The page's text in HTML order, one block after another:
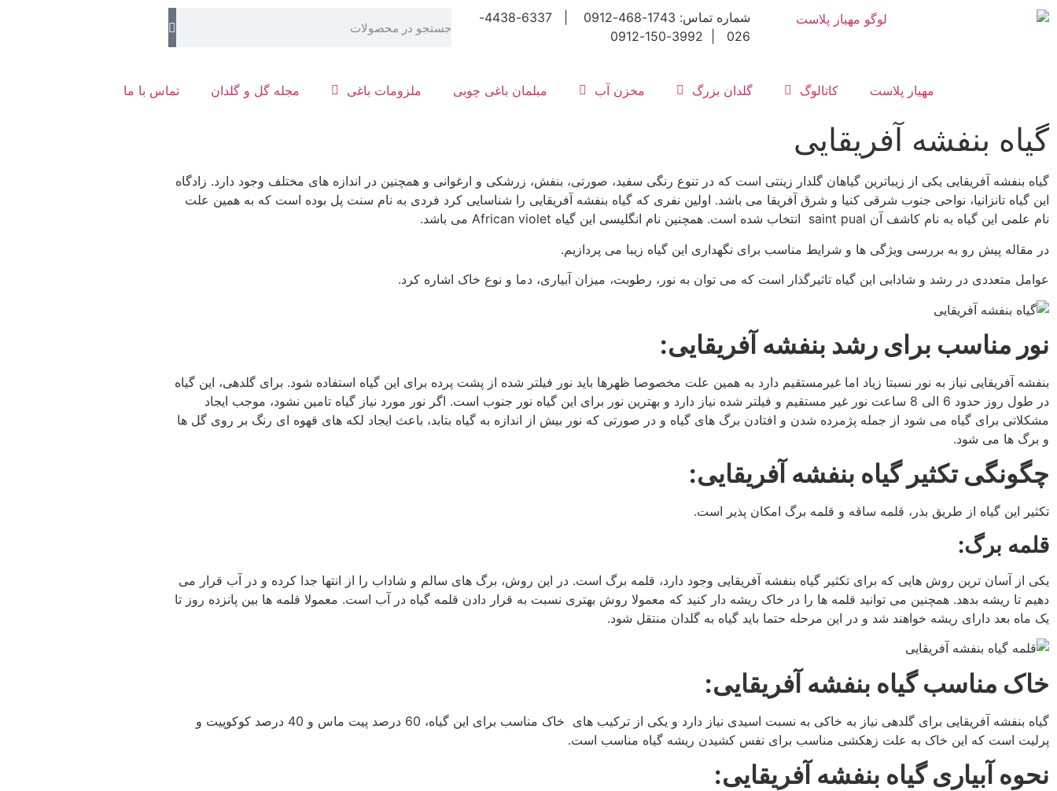
شماره تماس: 1743-468-0912 | 6337-4438-
026 | 3992-150-0912
مهیار پلاست کاتالوگ گلدان بزرگ مخزن آب مبلمان باغی چوبی ملزومات باغی مجله گل و گلدان تماس با ما
گیاه بنفشه آفریقایی
گیاه بنفشه آفریقایی یکی از زیباترین گیاهان گلدار زینتی است که در تنوع رنگی سفید، صورتی، بنفش، زرشکی و ارغوانی و همچنین در اندازه های مختلف وجود دارد. زادگاه
این گیاه تانزانیا، نواحی جنوب شرقی کنیا و شرق آفریقا می باشد. اولین نفری که گیاه بنفشه آفریقایی را شناسایی کرد فردی به نام سنت پل بوده است که به همین علت
نام علمی این گیاه به نام کاشف آن saint pual انتخاب شده است. همچنین نام انگلیسی این گیاه African violet می باشد.
در مقاله پیش رو به بررسی ویژگی ها و شرایط مناسب برای نگهداری این گیاه زیبا می پردازیم.
عوامل متعددی در رشد و شادابی این گیاه تاثیرگذار است که می توان به نور، رطوبت، میزان آبیاری، دما و نوع خاک اشاره کرد.
نور مناسب برای رشد بنفشه آفریقایی:
بنفشه آفریقایی نیاز به نور نسبتا زیاد اما غیرمستقیم دارد به همین علت مخصوصا ظهرها باید نور فیلتر شده از پشت پرده برای این گیاه استفاده شود. برای گلدهی، این گیاه
در طول روز حدود 6 الی 8 ساعت نور غیر مستقیم و فیلتر شده نیاز دارد و بهترین نور برای این گیاه نور جنوب است. اگر نور مورد نیاز گیاه تامین نشود، موجب ایجاد
مشکلاتی برای گیاه می شود از جمله پژمرده شدن و افتادن برگ های گیاه و در صورتی که نور بیش از اندازه به گیاه بتابد، باعث ایجاد لکه های قهوه ای رنگ بر روی گل ها
و برگ ها می شود.
چگونگی تکثیر گیاه بنفشه آفریقایی:
تکثیر این گیاه از طریق بذر، قلمه ساقه و قلمه برگ امکان پذیر است.
قلمه برگ:
یکی از آسان ترین روش هایی که برای تکثیر گیاه بنفشه آفریقایی وجود دارد، قلمه برگ است. در این روش، برگ های سالم و شاداب را از انتها جدا کرده و در آب قرار می
دهیم تا ریشه بدهد. همچنین می توانید قلمه ها را در خاک ریشه دار کنید که معمولا روش بهتری نسبت به قرار دادن قلمه گیاه در آب است. معمولا قلمه ها بین پانزده روز تا
یک ماه بعد دارای ریشه خواهند شد و در این مرحله حتما باید گیاه به گلدان منتقل شود.
خاک مناسب گیاه بنفشه آفریقایی:
گیاه بنفشه آفریقایی برای گلدهی نیاز به خاکی به نسبت اسیدی نیاز دارد و یکی از ترکیب های خاک مناسب برای این گیاه، 60 درصد پیت ماس و 40 درصد کوکوپیت و
پرلیت است که این خاک به علت زهکشی مناسب برای نفس کشیدن ریشه گیاه مناسب است.
نحوه آبیاری گیاه بنفشه آفریقایی: